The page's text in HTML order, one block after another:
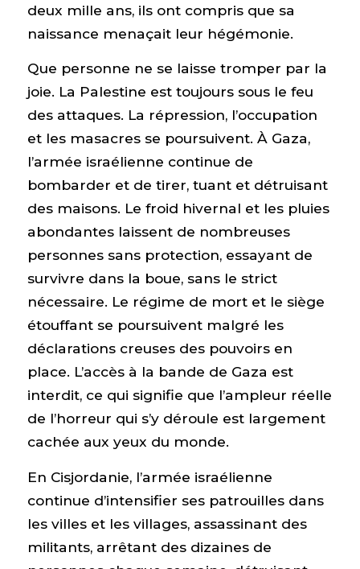
deux mille ans, ils ont compris que sa
naissance menaçait leur hégémonie.
Que personne ne se laisse tromper par la
joie. La Palestine est toujours sous le feu
des attaques. La répression, l’occupation
et les masacres se poursuivent. À Gaza,
l’armée israélienne continue de
bombarder et de tirer, tuant et détruisant
des maisons. Le froid hivernal et les pluies
abondantes laissent de nombreuses
personnes sans protection, essayant de
survivre dans la boue, sans le strict
nécessaire. Le régime de mort et le siège
étouffant se poursuivent malgré les
déclarations creuses des pouvoirs en
place. L’accès à la bande de Gaza est
interdit, ce qui signifie que l’ampleur réelle
de l’horreur qui s’y déroule est largement
cachée aux yeux du monde.
En Cisjordanie, l’armée israélienne
continue d’intensifier ses patrouilles dans
les villes et les villages, assassinant des
militants, arrêtant des dizaines de